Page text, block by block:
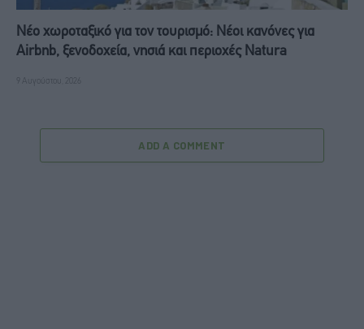
Νέο χωροταξικό για τον τουρισμό: Νέοι κανόνες για
Airbnb, ξενοδοχεία, νησιά και περιοχές Natura
9 Αυγούστου, 2026
ADD A COMMENT